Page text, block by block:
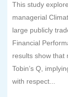
This study
managerial
large publicly
Financial
results show that
Tobin’s Q,
with respect...